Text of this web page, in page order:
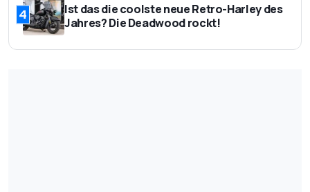
4
Ist das die coolste neue Retro-Harley des
Jahres? Die Deadwood rockt!